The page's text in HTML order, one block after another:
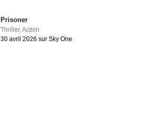
Prisoner
Thriller,Action
30 avril 2026 sur Sky One